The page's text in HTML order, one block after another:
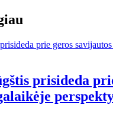
prisideda